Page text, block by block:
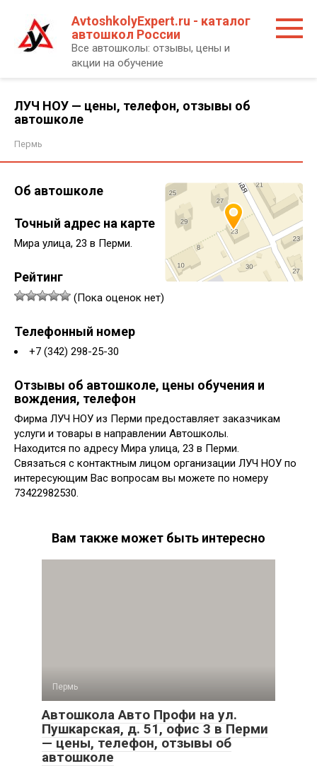
контенту
AvtoshkolyExpert.ru - каталог
автошкол России
Все автошколы: отзывы, цены и
акции на обучение
ЛУЧ НОУ — цены, телефон, отзывы об
автошколе
Пермь
Об автошколе
Точный адрес на карте
Мира улица, 23 в Перми.
Рейтинг
(Пока оценок нет)
Телефонный номер
+7 (342) 298-25-30
Отзывы об автошколе, цены обучения и
вождения, телефон
Фирма ЛУЧ НОУ из Перми предоставляет заказчикам
услуги и товары в направлении Автошколы.
Находится по адресу Мира улица, 23 в Перми.
Связаться с контактным лицом организации ЛУЧ НОУ по
интересующим Вас вопросам вы можете по номеру
73422982530.
Вам также может быть интересно
Пермь
Автошкола Авто Профи на ул.
Пушкарская, д. 51, офис 3 в Перми
— цены, телефон, отзывы об
автошколе